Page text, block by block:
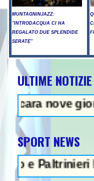
MUNTAGNINJAZZ:
"INTRODACQUA CI HA
REGALATO DUE SPLENDIDE
SERATE"
ULTIME
di
SPORT NEWS